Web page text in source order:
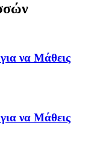
να Μάθεις
να Μάθεις